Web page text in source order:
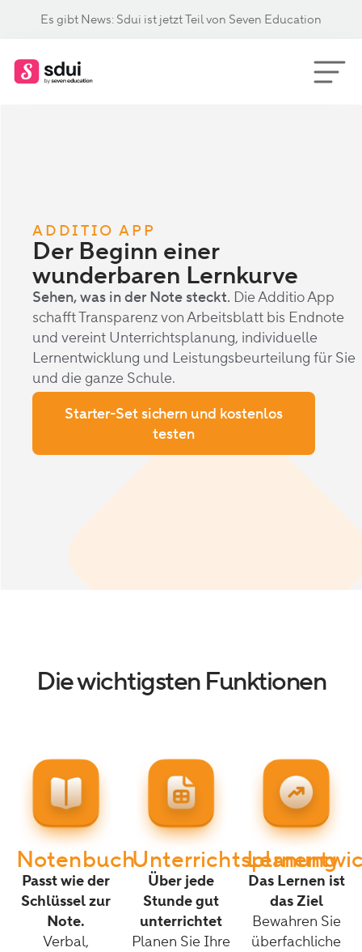
Es gibt News: Sdui ist jetzt Teil von Seven Education
ADDITIO APP
Der Beginn einer
wunderbaren Lernkurve
Sehen, was in der Note steckt. Die Additio App
schafft Transparenz von Arbeitsblatt bis Endnote
und vereint Unterrichtsplanung, individuelle
Lernentwicklung und Leistungsbeurteilung für Sie
und die ganze Schule.
Starter-Set sichern und kostenlos
testen
Die wichtigsten Funktionen
Notenbuch
Passt wie der
Schlüssel zur
Note.
Verbal,
Unterrichtsplanung
Über jede
Stunde gut
unterrichtet
Planen Sie Ihre
Das Lernen ist
das Ziel
Bewahren Sie
überfachliche